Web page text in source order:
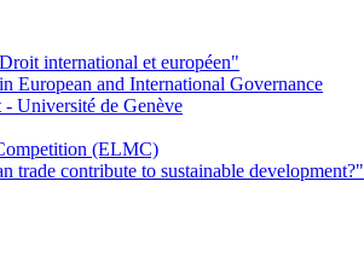
international et européen"
European and International Governance
Université de Genève
(ELMC)
trade contribute to sustainable development?"